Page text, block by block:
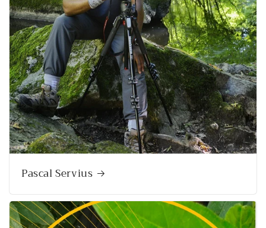
Pascal Servius